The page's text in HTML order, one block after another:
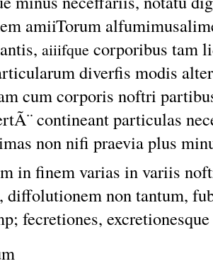
amiiTorum
aiiifque corporibus tam
diverfis modis
cum corporis noftri
contineant particulas
non nifi praevia plus
in finem varias in variis
diffolutionem non tantum,
fecretiones,